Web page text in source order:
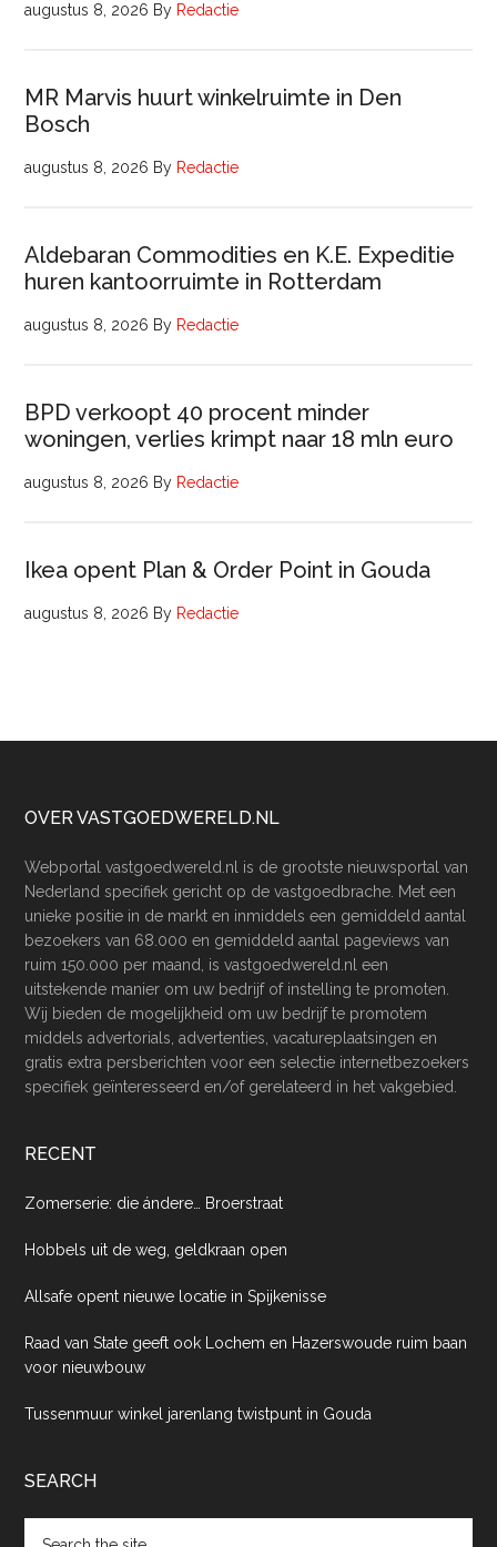
augustus 8, 2026 By Redactie
MR Marvis huurt winkelruimte in Den
Bosch
augustus 8, 2026 By Redactie
Aldebaran Commodities en K.E. Expeditie
huren kantoorruimte in Rotterdam
augustus 8, 2026 By Redactie
BPD verkoopt 40 procent minder
woningen, verlies krimpt naar 18 mln euro
augustus 8, 2026 By Redactie
Ikea opent Plan & Order Point in Gouda
augustus 8, 2026 By Redactie
Footer
OVER VASTGOEDWERELD.NL
Webportal vastgoedwereld.nl is de grootste nieuwsportal van
Nederland specifiek gericht op de vastgoedbrache. Met een
unieke positie in de markt en inmiddels een gemiddeld aantal
bezoekers van 68.000 en gemiddeld aantal pageviews van
ruim 150.000 per maand, is vastgoedwereld.nl een
uitstekende manier om uw bedrijf of instelling te promoten.
Wij bieden de mogelijkheid om uw bedrijf te promotem
middels advertorials, advertenties, vacatureplaatsingen en
gratis extra persberichten voor een selectie internetbezoekers
specifiek geïnteresseerd en/of gerelateerd in het vakgebied.
RECENT
Zomerserie: die ándere… Broerstraat
Hobbels uit de weg, geldkraan open
Allsafe opent nieuwe locatie in Spijkenisse
Raad van State geeft ook Lochem en Hazerswoude ruim baan
voor nieuwbouw
Tussenmuur winkel jarenlang twistpunt in Gouda
SEARCH